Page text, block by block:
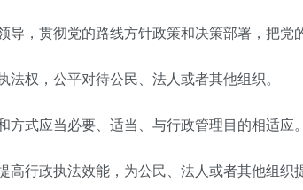
，贯彻党的路线方针政策和决策部署，把党
权，公平对待公民、法人或者其他组织。
式应当必要、适当、与行政管理目的相适应。
行政执法效能，为公民、法人或者其他组织